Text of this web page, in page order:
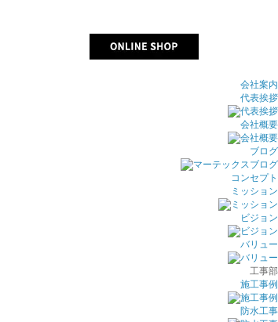
会社案内
代表挨拶
会社概要
ブログ
コンセプト
ミッション
ビジョン
バリュー
工事部
施工事例
防水工事